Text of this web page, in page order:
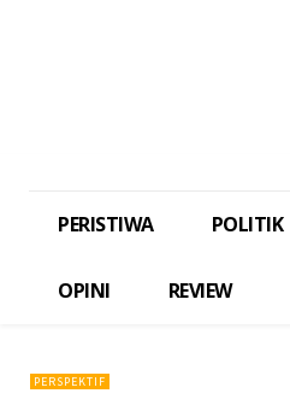
PERISTIWA POLITIK
OPINI REVIEW
PERSPEKTIF